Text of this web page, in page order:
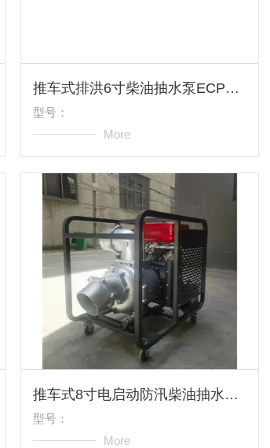
推车式排洪6寸柴油抽水泵ECP60ME报价
型号：
More
推车式8寸电启动防汛柴油抽水泵ECP80ME
型号：
More